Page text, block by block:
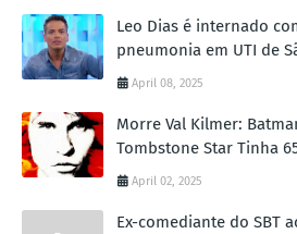
Leo Dias é internado
pneumonia em UTI de
April 08, 2025
Morre Val Kilmer:
Tombstone Star Tinha
April 02, 2025
Ex-comediante do SBT